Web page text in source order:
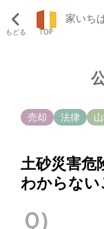
もどる TOP
家いち
土砂災害危
わからな
売却 法律
Ｑ)